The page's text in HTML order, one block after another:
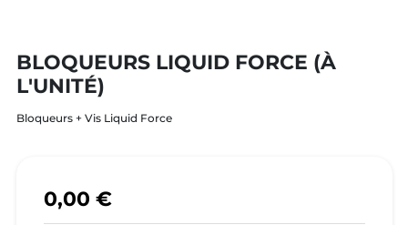
BLOQUEURS LIQUID FORCE (À
L'UNITÉ)
Bloqueurs + Vis Liquid Force
0,00 €